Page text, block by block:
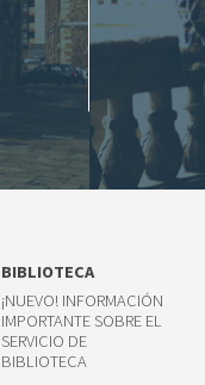
BIBLIOTECA
¡NUEVO! INFORMACIÓN
IMPORTANTE SOBRE EL
SERVICIO DE
BIBLIOTECA